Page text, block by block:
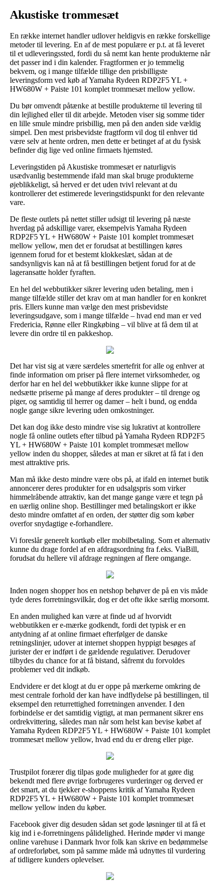
Akustiske trommesæt
En række internet handler udlover heldigvis en række forskellige
metoder til levering. En af de mest populære er p.t. at få leveret
til et udleveringssted, fordi du så nemt kan hente produkterne når
det passer ind i din kalender. Fragtformen er jo temmelig
bekvem, og i mange tilfælde tillige den prisbilligste
leveringsform ved køb af Yamaha Rydeen RDP2F5 YL +
HW680W + Paiste 101 komplet trommesæt mellow yellow.
Du bør omvendt påtænke at bestille produkterne til levering til
din lejlighed eller til dit arbejde. Metoden viser sig somme tider
en lille smule mindre prisbillig, men på den anden side vældig
simpel. Den mest prisbevidste fragtform vil dog til enhver tid
være selv at hente ordren, men dette er betinget af at du fysisk
befinder dig lige ved online firmaets hjemsted.
Leveringstiden på Akustiske trommesæt er naturligvis
usædvanlig bestemmende ifald man skal bruge produkterne
øjeblikkeligt, så herved er det uden tvivl relevant at du
kontrollerer det estimerede leveringstidspunkt for den relevante
vare.
De fleste outlets på nettet stiller udsigt til levering på næste
hverdag på adskillige varer, eksempelvis Yamaha Rydeen
RDP2F5 YL + HW680W + Paiste 101 komplet trommesæt
mellow yellow, men det er forudsat at bestillingen køres
igennem forud for et bestemt klokkeslæt, sådan at de
sandsynligvis kan nå at få bestillingen betjent forud for at de
lageransatte holder fyraften.
En hel del webbutikker sikrer levering uden betaling, men i
mange tilfælde stiller det krav om at man handler for en konkret
pris. Ellers kunne man vælge den mest prisbevidste
leveringsudgave, som i mange tilfælde – hvad end man er ved
Fredericia, Rønne eller Ringkøbing – vil blive at få dem til at
levere din ordre til en pakkeshop.
Det har vist sig at være særdeles smertefrit for alle og enhver at
finde information om priser på flere internet virksomheder, og
derfor har en hel del webbutikker ikke kunne slippe for at
nedsætte priserne på mange af deres produkter – til drenge og
piger, og samtidig til herrer og damer – helt i bund, og endda
nogle gange sikre levering uden omkostninger.
Det kan dog ikke desto mindre vise sig lukrativt at kontrollere
nogle få online outlets efter tilbud på Yamaha Rydeen RDP2F5
YL + HW680W + Paiste 101 komplet trommesæt mellow
yellow inden du shopper, således at man er sikret at få fat i den
mest attraktive pris.
Man må ikke desto mindre være obs på, at ifald en internet butik
annoncerer deres produkter for en udsalgspris som virker
himmelråbende attraktiv, kan det mange gange være et tegn på
en uærlig online shop. Bestillinger med betalingskort er ikke
desto mindre omfattet af en orden, der støtter dig som køber
overfor snydagtige e-forhandlere.
Vi foreslår generelt kortkøb eller mobilbetaling. Som et alternativ
kunne du drage fordel af en afdragsordning fra f.eks. ViaBill,
forudsat du hellere vil afdrage regningen af flere omgange.
Inden nogen shopper hos en netshop behøver de på en vis måde
tyde deres forretningsvilkår, dog er det ofte ikke særlig morsomt.
En anden mulighed kan være at finde ud af hvorvidt
webbutikken er e-mærke godkendt, fordi det typisk er en
antydning af at online firmaet efterfølger de danske
retningslinjer, udover at internet shoppen hyppigt besøges af
jurister der er indført i de gældende regulativer. Derudover
tilbydes du chance for at få bistand, såfremt du forvoldes
problemer ved dit indkøb.
Endvidere er det klogt at du er oppe på mærkerne omkring de
mest centrale forhold der kan have indflydelse på bestillingen, til
eksempel den returrettighed forretningen anvender. I den
forbindelse er det samtidig vigtigt, at man permanent sikrer ens
ordrekvittering, således man når som helst kan bevise købet af
Yamaha Rydeen RDP2F5 YL + HW680W + Paiste 101 komplet
trommesæt mellow yellow, hvad end du er dreng eller pige.
Trustpilot forærer dig tilpas gode muligheder for at gøre dig
bekendt med flere øvrige forbrugeres vurderinger og derved er
det smart, at du tjekker e-shoppens kritik af Yamaha Rydeen
RDP2F5 YL + HW680W + Paiste 101 komplet trommesæt
mellow yellow inden du køber.
Facebook giver dig desuden sådan set gode løsninger til at få et
kig ind i e-forretningens pålidelighed. Herinde møder vi mange
online varehuse i Danmark hvor folk kan skrive en bedømmelse
af ordreforløbet, som på samme måde må udnyttes til vurdering
af tidligere kunders oplevelser.